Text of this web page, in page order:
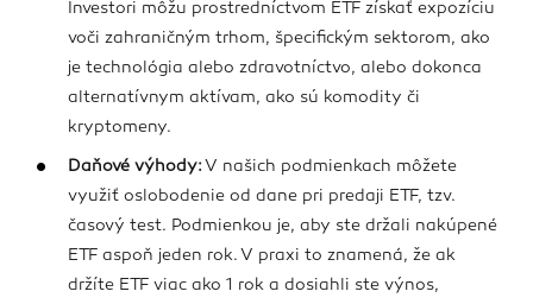
Investori môžu prostredníctvom ETF získať expozíciu
voči zahraničným trhom, špecifickým sektorom, ako
je technológia alebo zdravotníctvo, alebo dokonca
alternatívnym aktívam, ako sú komodity či
kryptomeny.
Daňové výhody:V našich podmienkach môžete
využiť oslobodenie od dane pri predaji ETF, tzv.
časový test. Podmienkou je, aby ste držali nakúpené
ETF aspoň jeden rok. V praxi to znamená, že ak
držíte ETF viac ako 1 rok a dosiahli ste výnos,